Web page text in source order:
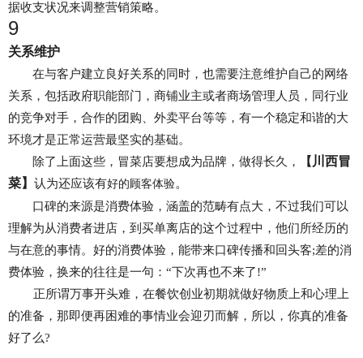
据收支状况来调整营销策略。
9
关系维护
在与客户建立良好关系的同时，也需要注意维护自己的网络
关系，包括政府职能部门，商铺业主或者商场管理人员，同行业
的竞争对手，合作的团购、外卖平台等等，有一个稳定和谐的大
环境才是正常运营最坚实的基础。
除了上面这些，冒菜店要想成为品牌，做得长久，
【 川西冒
菜】 认为还应该有好的顾客体验。
口碑的来源是消费体验，涵盖的范畴有点大，不过我们可以
理解为从消费者进店，到买单离店的这个过程中，他们所经历的
与在意的事情。好的消费体验，能带来口碑传播和回头客;差的消
费体验，换来的往往是一句：“下次再也不来了!”
正所谓万事开头难，在餐饮创业初期就做好物质上和心理上
的准备，那即便再困难的事情业会迎刃而解，所以，你真的准备
好了么?